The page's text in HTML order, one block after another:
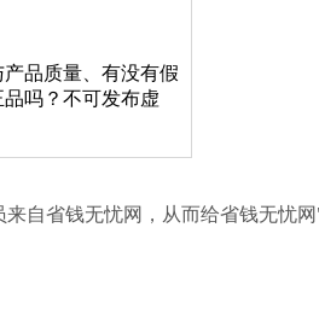
品质量、有没有假
吗？不可发布虚
自省钱无忧网，从而给省钱无忧